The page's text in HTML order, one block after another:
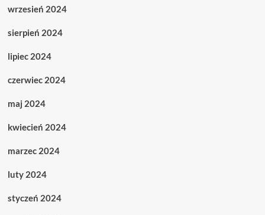
wrzesień 2024
sierpień 2024
lipiec 2024
czerwiec 2024
maj 2024
kwiecień 2024
marzec 2024
luty 2024
styczeń 2024